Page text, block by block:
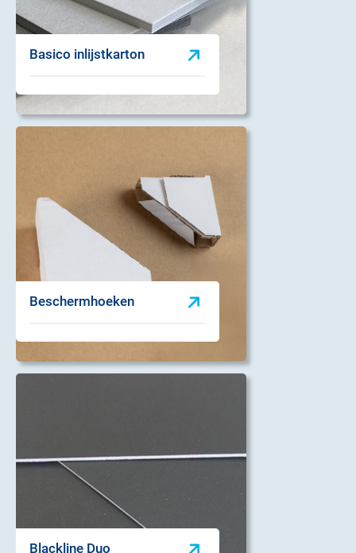
Basico inlijstkarton
Beschermhoeken
Blackline Duo